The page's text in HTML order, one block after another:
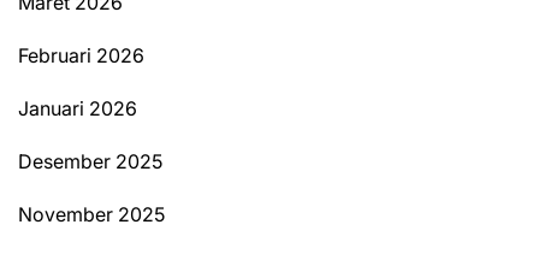
Februari 2026
Januari 2026
Desember 2025
November 2025